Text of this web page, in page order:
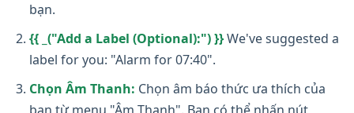
bạn.
{{ _("Add a Label (Optional):") }}We've suggested a
label for you: "Alarm for 07:40".
Chọn Âm Thanh: Chọn âm báo thức ưa thích của